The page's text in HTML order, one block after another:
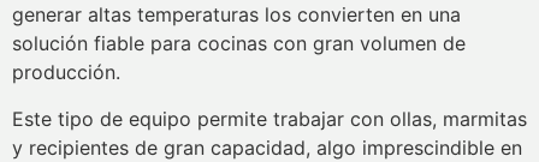
generar altas temperaturas los convierten en una
solución fiable para cocinas con gran volumen de
producción.
Este tipo de equipo permite trabajar con ollas, marmitas
y recipientes de gran capacidad, algo imprescindible en